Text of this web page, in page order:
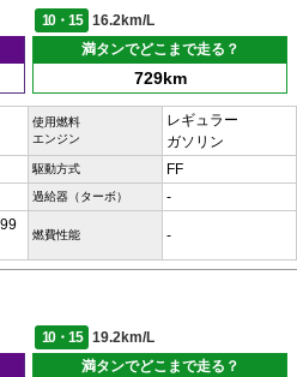
10・15
16.2km/L
満タンでどこまで走る？
729km
使用燃料
エンジン
レギュラー
ガソリン
駆動方式 FF
過給器（ターボ） -
燃費性能 -
10・15
19.2km/L
満タンでどこまで走る？